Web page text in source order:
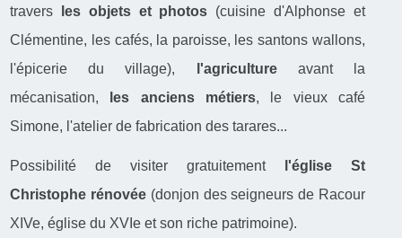
travers
les objets et photos (cuisine d'Alphonse et
Clémentine, les cafés, la paroisse, les santons wallons,
l'épicerie du village), l'agriculture avant la
mécanisation,
les anciens métiers, le vieux café
Simone, l'atelier de fabrication des tarares...
Possibilité de visiter gratuitementl'église St
Christophe rénovée (donjon des seigneurs de Racour
XIVe, église du XVIe et son riche patrimoine).